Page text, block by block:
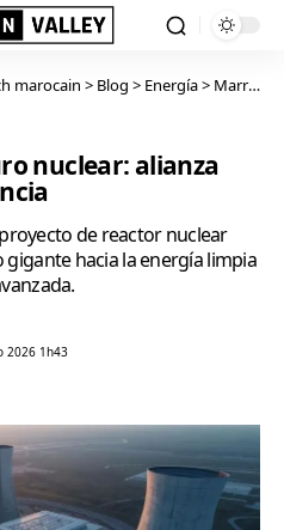
marocain > Blog > Energía> Marruecos y el futuro nuclear: alianza estratégica con Francia
nuclear: alianza
de reactor nuclear
gigante hacia la energía limpia
2026 1h43